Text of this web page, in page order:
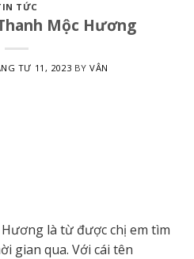
TỨC
Mộc Hương
TƯ 11, 2023 BYVÂN
là từ được chị em tìm
gian qua. Với cái tên